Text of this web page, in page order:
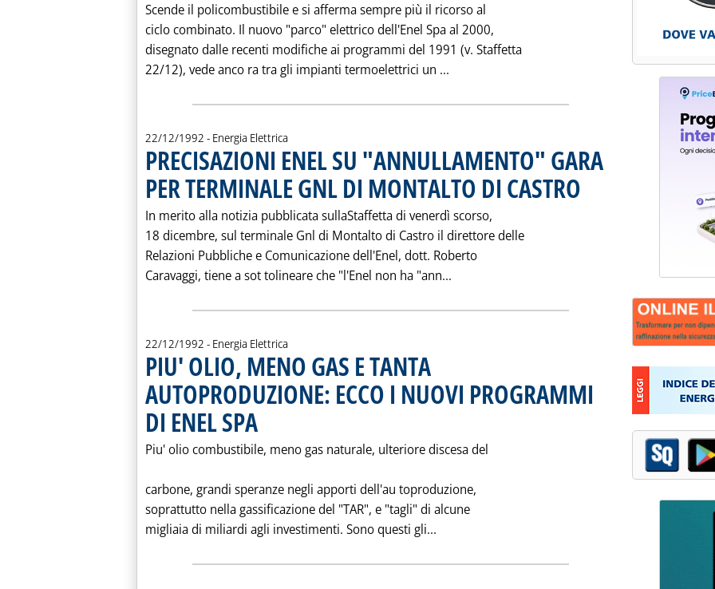
Scende il policombustibile e si afferma sempre più il ricorso al
ciclo combinato. Il nuovo "parco" elettrico dell'Enel Spa al 2000,
disegnato dalle recenti modifiche ai programmi del 1991 (v. Staffetta
22/12), vede anco ra tra gli impianti termoelettrici un ... Leggi tutta la notizia: 'I NUOVI PROGRAMMI
22/12/1992 - Energia Elettrica
PRECISAZIONI ENEL SU "ANNULLAMENTO" GARA
PER TERMINALE GNL DI MONTALTO DI CASTRO . Pubblicata martedì 22 dicembre
In merito alla notizia pubblicata sullaStaffetta di venerdì scorso,
18 dicembre, sul terminale Gnl di Montalto di Castro il direttore delle
Relazioni Pubbliche e Comunicazione dell'Enel, dott. Roberto
Caravaggi, tiene a sot tolineare che "l'Enel non ha "ann... Leggi tutta la notizia: 'PRECISAZIONI ENEL
22/12/1992 - Energia Elettrica
PIU' OLIO, MENO GAS E TANTA
AUTOPRODUZIONE: ECCO I NUOVI PROGRAMMI
DI ENEL SPA
Piu' olio combustibile, meno gas naturale, ulteriore discesa del
carbone, grandi speranze negli apporti dell'au toproduzione,
soprattutto nella gassificazione del "TAR", e "tagli" di alcune
migliaia di miliardi agli investimenti. Sono questi gli... Leggi tutta la notizia: 'PIU' OLIO, MENO GAS E